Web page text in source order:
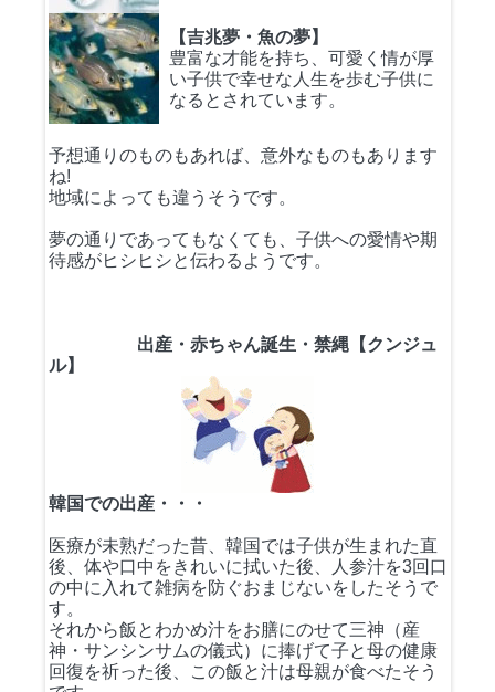
【吉兆夢・魚の夢】
豊富な才能を持ち、可愛く情が厚
い子供で幸せな人生を歩む子供に
なるとされています。
予想通りのものもあれば、意外なものもあります
ね!
地域によっても違うそうです。
夢の通りであってもなくても、子供への愛情や期
待感がヒシヒシと伝わるようです。
出産・赤ちゃん誕生・禁縄【クンジュ
ル】
韓国での出産・・・
医療が未熟だった昔、韓国では子供が生まれた直
後、体や口中をきれいに拭いた後、人参汁を3回口
の中に入れて雑病を防ぐおまじないをしたそうで
す。
それから飯とわかめ汁をお膳にのせて三神（産
神・サンシンサムの儀式）に捧げて子と母の健康
回復を祈った後、この飯と汁は母親が食べたそう